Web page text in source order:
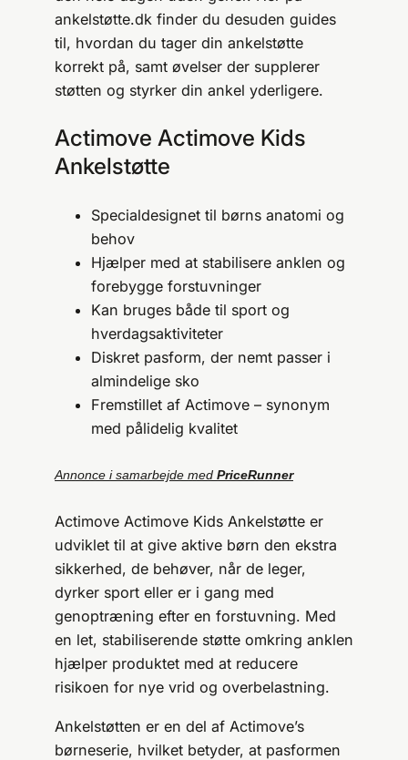
ankelstøtte.dk finder du desuden guides
til, hvordan du tager din ankelstøtte
korrekt på, samt øvelser der supplerer
støtten og styrker din ankel yderligere.
Actimove Actimove Kids
Ankelstøtte
Specialdesignet til børns anatomi og
behov
Hjælper med at stabilisere anklen og
forebygge forstuvninger
Kan bruges både til sport og
hverdagsaktiviteter
Diskret pasform, der nemt passer i
almindelige sko
Fremstillet af Actimove – synonym
med pålidelig kvalitet
Annonce i samarbejde med PriceRunner
Actimove Actimove Kids Ankelstøtte er
udviklet til at give aktive børn den ekstra
sikkerhed, de behøver, når de leger,
dyrker sport eller er i gang med
genoptræning efter en forstuvning. Med
en let, stabiliserende støtte omkring anklen
hjælper produktet med at reducere
risikoen for nye vrid og overbelastning.
Ankelstøtten er en del af Actimove’s
børneserie, hvilket betyder, at pasformen